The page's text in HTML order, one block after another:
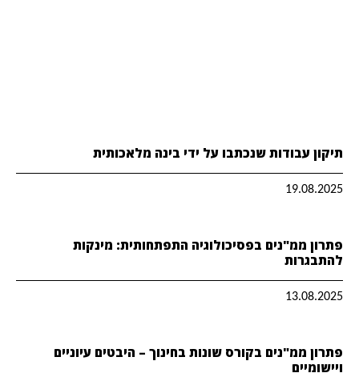
תיקון עבודות שנכתבו על ידי בינה מלאכותית
19.08.2025
פתרון ממ"נים בפסיכולוגיה התפתחותית: מינקות
להתבגרות
13.08.2025
פתרון ממ"נים בקורס שונות בחינוך – היבטים עיוניים
ויישומיים